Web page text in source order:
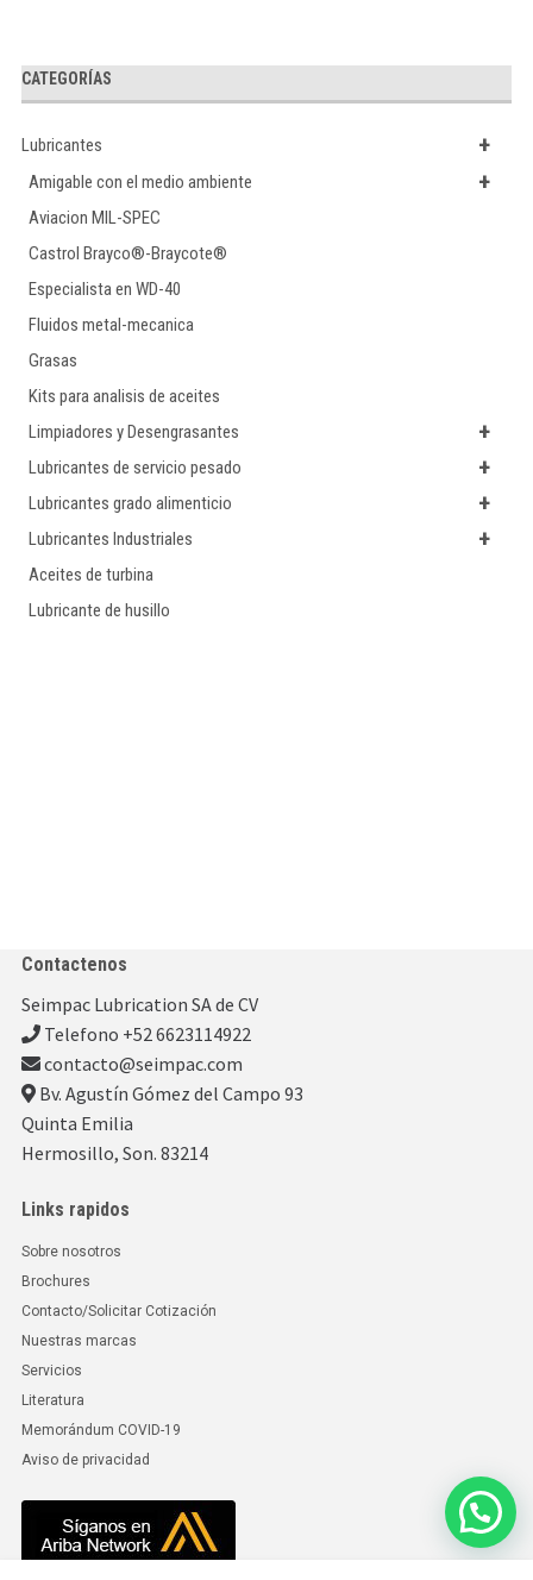
CATEGORÍAS
+
Lubricantes
+
Amigable con el medio ambiente
Aviacion MIL-SPEC
Castrol Brayco®-Braycote®
Especialista en WD-40
Fluidos metal-mecanica
Grasas
Kits para analisis de aceites
+
Limpiadores y Desengrasantes
+
Lubricantes de servicio pesado
+
Lubricantes grado alimenticio
+
Lubricantes Industriales
Aceites de turbina
Lubricante de husillo
Contactenos
Seimpac Lubrication SA de CV
Telefono +52 6623114922
contacto@seimpac.com
Bv. Agustín Gómez del Campo 93
Quinta Emilia
Hermosillo, Son. 83214
Links rapidos
Sobre nosotros
Brochures
Contacto/Solicitar Cotización
Nuestras marcas
Servicios
Literatura
Memorándum COVID-19
Aviso de privacidad